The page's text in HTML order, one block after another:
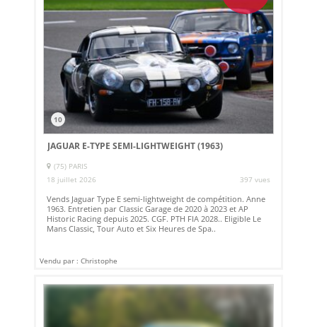
10
JAGUAR E-TYPE SEMI-LIGHTWEIGHT (1963)
(75) PARIS
18 juillet 2026
397 vues
Vends Jaguar Type E semi-lightweight de compétition. Anne
1963. Entretien par Classic Garage de 2020 à 2023 et AP
Historic Racing depuis 2025. CGF. PTH FIA 2028.. Eligible Le
Mans Classic, Tour Auto et Six Heures de Spa..
Vendu par : Christophe